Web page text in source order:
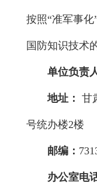
按照“准军事
国防知识技术
单位负责
地址： 甘
号统办楼2楼
邮编：
办公室电